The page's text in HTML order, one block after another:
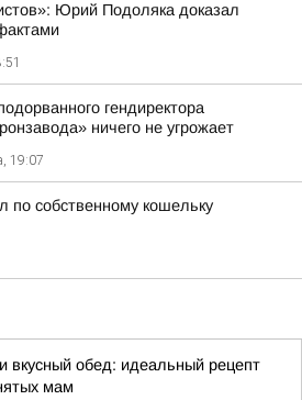
Юрий Подоляка доказал
гендиректора
ничего не угрожает
19:07
по собственному кошельку
вкусный обед: идеальный рецепт
мам